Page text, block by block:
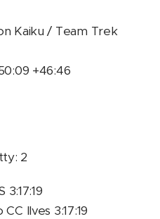
Kaiku / Team Trek
+46:46
2
3:17:19
Ilves 3:17:19